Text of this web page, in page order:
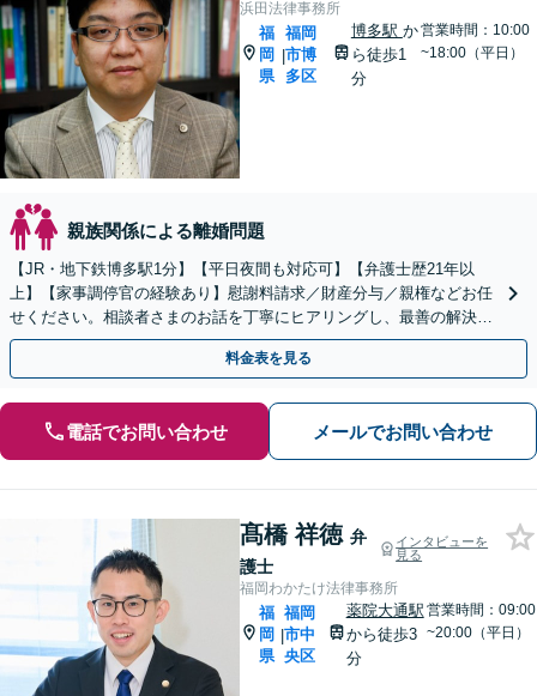
浜田法律事務所
福
岡
県
|
福岡
市博
多区
博多駅 か
ら徒歩1
分
営業時間：10:00
~18:00（平日）
親族関係による離婚問題
【JR・地下鉄博多駅1分】【平日夜間も対応可】【弁護士歴21年以
上】【家事調停官の経験あり】慰謝料請求／財産分与／親権などお任
せください。相談者さまのお話を丁寧にヒアリングし、最善の解決策
をご提案いたします
料金表を見る
電話でお問い合わせ メールでお問い合わせ
髙橋 祥徳 弁
護士
インタビューを
見る
福岡わかたけ法律事務所
福
岡
県
|
福岡
市中
央区
薬院大通駅
から徒歩3
分
営業時間：09:00
~20:00（平日）